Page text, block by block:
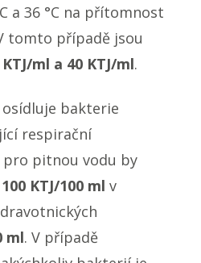
a 36 °C na přítomnost
tomto případě jsou
KTJ/ml a 40 KTJ/ml.
osídluje bakterie
respirační
pitnou vodu by
100 KTJ/100 ml v
ml. V případě